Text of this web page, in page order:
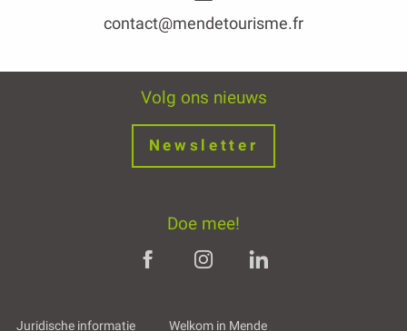
contact@mendetourisme.fr
Volg ons nieuws
Newsletter
Doe mee!
Juridische informatie Welkom in Mende